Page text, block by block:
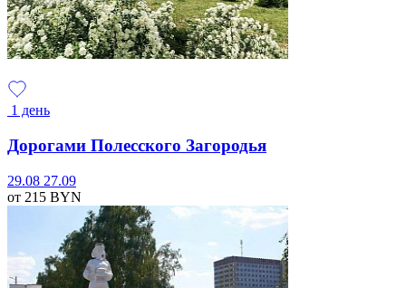
1 день
Дорогами Полесского Загородья
29.08 27.09
от 215 BYN